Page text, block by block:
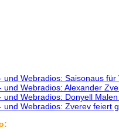
Webradios: Saisonaus für
und Webradios: Alexander
und Webradios: Donyell
und Webradios: Zverev feiert